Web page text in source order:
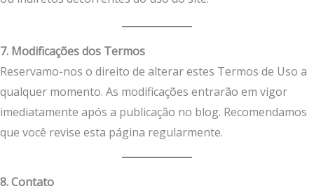
7. Modificações dos Termos
Reservamo-nos o direito de alterar estes Termos de Uso a
qualquer momento. As modificações entrarão em vigor
imediatamente após a publicação no blog. Recomendamos
que você revise esta página regularmente.
8. Contato